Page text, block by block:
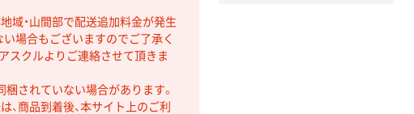
域・山間部で配送追加料金が発生
い場合もございますのでご了承く
スクルよりご連絡させて頂きま
されていない場合があります。
商品到着後、本サイト上のご利